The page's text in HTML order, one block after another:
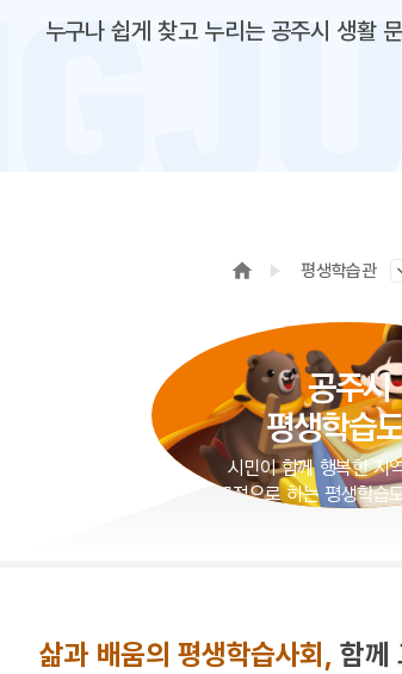
누구나 쉽게 찾고 누리는 공주시 생활
평생학습관
공주시
평생학습
시민이 함께 행복한 지
목적으로 하는 평생학습
삶과 배움의 평생학습사회, 함께